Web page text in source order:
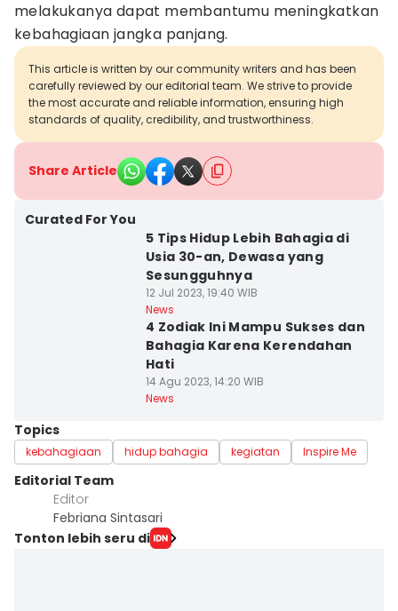
melakukanya dapat membantumu meningkatkan
kebahagiaan jangka panjang.
This article is written by our community writers and has been
carefully reviewed by our editorial team. We strive to provide
the most accurate and reliable information, ensuring high
standards of quality, credibility, and trustworthiness.
Share Article
Curated For You
5 Tips Hidup Lebih Bahagia di
Usia 30-an, Dewasa yang
Sesungguhnya
12 Jul 2023, 19:40 WIB
News
4 Zodiak Ini Mampu Sukses dan
Bahagia Karena Kerendahan
Hati
14 Agu 2023, 14:20 WIB
News
Topics
kebahagiaan hidup bahagia kegiatan Inspire Me
Editorial Team
Editor
Febriana Sintasari
Tonton lebih seru di